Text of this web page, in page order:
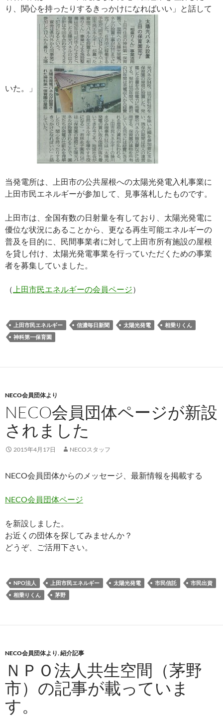
り、関心を持ったりするきっかけになればいい」と話して
いた。」
当発電所は、上田市の公共屋根への太陽光発電入札事業に
上田市民エネルギーが参加して、見事落札したものです。
上田市は、全国有数の日射量を有しており、太陽光発電に
優位な状況にあることから、更なる再生可能エネルギーの
普及を目的に、民間事業者に対して上田市所有施設の屋根
を貸し付け、太陽光発電事業を行っていただくための事業
者を募集していました。
（ 上田市民エネルギーの会員ページ）
上田市民エネルギー 信濃毎日新聞 太陽光発電
相乗りくん
神科第一保育園
NECO会員団体より
NECO会員団体ページが新設
されました
2015年4月17日 NECOスタッフ
NECO会員団体からのメッセージ、最新情報を掲載する
NECO会員団体ページ
を新設しました。
お近くの団体を探してみませんか？
どうぞ、ご活用下さい。
NPO法人 上田市民エネルギー 太陽光発電 市民信託
市民出資
相乗りくん
茅野
NECO会員団体より,紹介記事
ＮＰＯ法人共生空間（茅野
市）の記事が載っていま
す。